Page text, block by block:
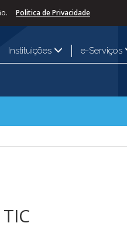
Politica de Privacidade
Instituições e-Serviços